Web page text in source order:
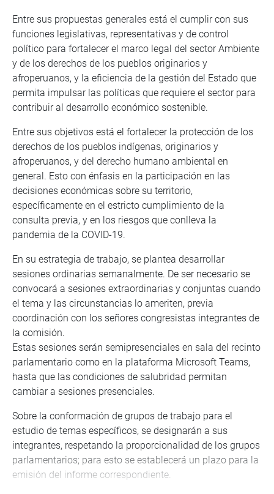
Entre sus propuestas generales está el cumplir con sus
funciones legislativas, representativas y de control
político para fortalecer el marco legal del sector Ambiente
y de los derechos de los pueblos originarios y
afroperuanos, y la eficiencia de la gestión del Estado que
permita impulsar las políticas que requiere el sector para
contribuir al desarrollo económico sostenible.
Entre sus objetivos está el fortalecer la protección de los
derechos de los pueblos indígenas, originarios y
afroperuanos, y del derecho humano ambiental en
general. Esto con énfasis en la participación en las
decisiones económicas sobre su territorio,
específicamente en el estricto cumplimiento de la
consulta previa, y en los riesgos que conlleva la
pandemia de la COVID-19.
En su estrategia de trabajo, se plantea desarrollar
sesiones ordinarias semanalmente. De ser necesario se
convocará a sesiones extraordinarias y conjuntas cuando
el tema y las circunstancias lo ameriten, previa
coordinación con los señores congresistas integrantes de
la comisión.
Estas sesiones serán semipresenciales en sala del recinto
parlamentario como en la plataforma Microsoft Teams,
hasta que las condiciones de salubridad permitan
cambiar a sesiones presenciales.
Sobre la conformación de grupos de trabajo para el
estudio de temas específicos, se designarán a sus
integrantes, respetando la proporcionalidad de los grupos
parlamentarios; para esto se establecerá un plazo para la
emisión del informe correspondiente.